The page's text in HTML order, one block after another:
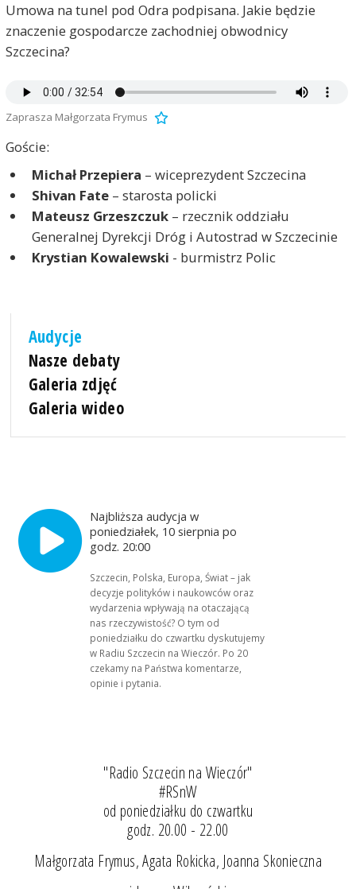
Umowa na tunel pod Odra podpisana. Jakie będzie
znaczenie gospodarcze zachodniej obwodnicy
Szczecina?
Zaprasza Małgorzata Frymus
Goście:
Michał Przepiera – wiceprezydent Szczecina
Shivan Fate– starosta policki
Mateusz Grzeszczuk– rzecznik oddziału
Generalnej Dyrekcji Dróg i Autostrad w Szczecinie
Krystian Kowalewski - burmistrz Polic
Audycje
Nasze debaty
Galeria zdjęć
Galeria wideo
Najbliższa audycja w
poniedziałek, 10 sierpnia po
godz. 20:00
Szczecin, Polska, Europa, Świat – jak
decyzje polityków i naukowców oraz
wydarzenia wpływają na otaczającą
nas rzeczywistość? O tym od
poniedziałku do czwartku dyskutujemy
w Radiu Szczecin na Wieczór. Po 20
czekamy na Państwa komentarze,
opinie i pytania.
"Radio Szczecin na Wieczór"
#RSnW
od poniedziałku do czwartku
godz. 20.00 - 22.00
Małgorzata Frymus, Agata Rokicka, Joanna Skonieczna